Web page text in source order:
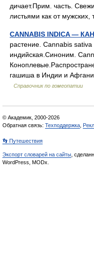
дичает.Прим. часть.
листьями как от
CANNABIS INDICA —
растение. Cannabis
индийская.Синоним.
гашиша в Индии и
Справочник по гомеопатии
© Академик, 2000-2026
Обратная связь: Техподдержка
👣 Путешествия
Экспорт словарей на сайты ,
WordPress, MODx.